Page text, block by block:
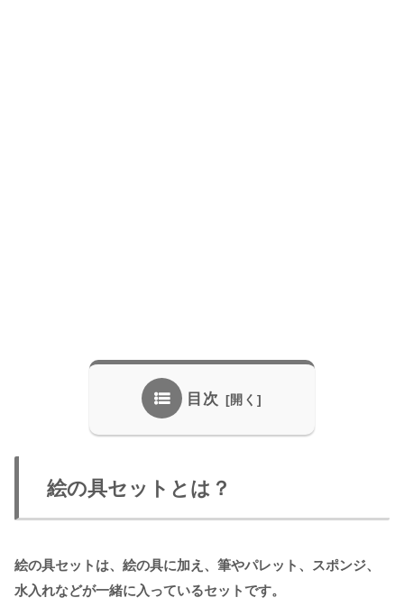
目次
絵の具セットとは？
絵の具セットは、絵の具に加え、筆やパレット、スポンジ、
水入れなどが一緒に入っているセットです。